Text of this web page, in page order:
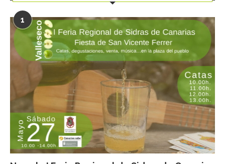
1